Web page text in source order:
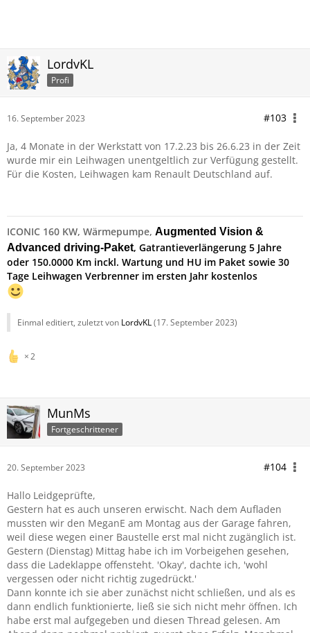
LordvKL
Profi
16. September 2023 #103
Ja, 4 Monate in der Werkstatt von 17.2.23 bis 26.6.23 in der Zeit
wurde mir ein Leihwagen unentgeltlich zur Verfügung gestellt.
Für die Kosten, Leihwagen kam Renault Deutschland auf.
ICONIC 160 KW, Wärmepumpe, Augmented Vision &
Advanced driving-Paket, Gatrantieverlängerung 5 Jahre
oder 150.0000 Km inckl. Wartung und HU im Paket sowie 30
Tage Leihwagen Verbrenner im ersten Jahr kostenlos
Einmal editiert, zuletzt von LordvKL(17. September 2023)
2
MunMs
Fortgeschrittener
20. September 2023 #104
Hallo Leidgeprüfte,
Gestern hat es auch unseren erwischt. Nach dem Aufladen
mussten wir den MeganE am Montag aus der Garage fahren,
weil diese wegen einer Baustelle erst mal nicht zugänglich ist.
Gestern (Dienstag) Mittag habe ich im Vorbeigehen gesehen,
dass die Ladeklappe offensteht. 'Okay', dachte ich, 'wohl
vergessen oder nicht richtig zugedrückt.'
Dann konnte ich sie aber zunächst nicht schließen, und als es
dann endlich funktionierte, ließ sie sich nicht mehr öffnen. Ich
habe erst mal aufgegeben und diesen Thread gelesen. Am